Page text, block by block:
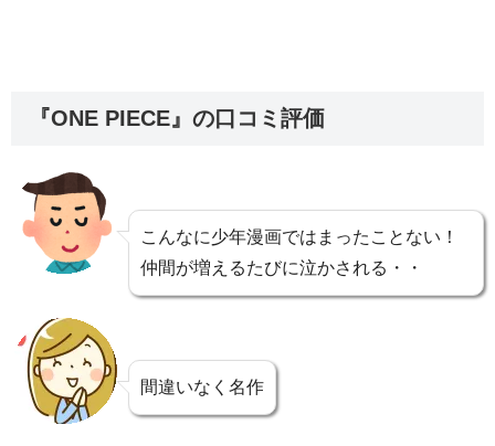
『ONE PIECE』の口コミ評価
こんなに少年漫画ではまったことない！
仲間が増えるたびに泣かされる・・
間違いなく名作